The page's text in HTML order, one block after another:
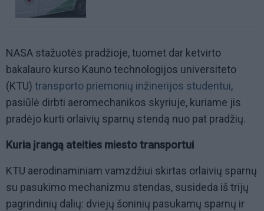
NASA stažuotės pradžioje, tuomet dar ketvirto
bakalauro kurso Kauno technologijos universiteto
(KTU) transporto priemonių inžinerijos studentui,
pasiūlė dirbti aeromechanikos skyriuje, kuriame jis
pradėjo kurti orlaivių sparnų stendą nuo pat pradžių.
Kuria įrangą ateities miesto transportui
KTU aerodinaminiam vamzdžiui skirtas orlaivių sparnų
su pasukimo mechanizmu stendas, susideda iš trijų
pagrindinių dalių: dviejų šoninių pasukamų sparnų ir